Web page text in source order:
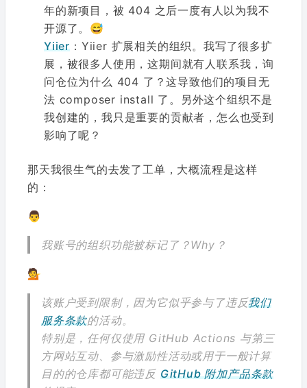
年的新项目，被 404 之后一度有人以为我不
开源了。😅
Yiier ：Yiier 扩展相关的组织。我写了很多扩
展，被很多人使用，这期间就有人联系我，询
问仓位为什么 404 了？这导致他们的项目无
法 composer install 了。另外这个组织不是
我创建的，我只是重要的贡献者，怎么也受到
影响了呢？
那天我很生气的去发了工单，大概流程是这样
的：
👨
我账号的组织功能被标记了？Why？
💁
该账户受到限制，因为它似乎参与了违反我们
服务条款的活动。
特别是，任何仅使用 GitHub Actions 与第三
方网站互动、参与激励性活动或用于一般计算
目的的仓库都可能违反 GitHub 附加产品条款